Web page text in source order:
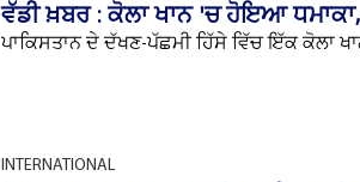
ਵੱਡੀ ਖ਼ਬਰ : ਕੋਲਾ ਖਾਨ 'ਚ ਹੋਇਆ
ਪਾਕਿਸਤਾਨ ਦੇ ਦੱਖਣ-ਪੱਛਮੀ ਹਿੱਸੇ ਵਿੱਚ ਇੱਕ ਕੋਲਾ
INTERNATIONAL